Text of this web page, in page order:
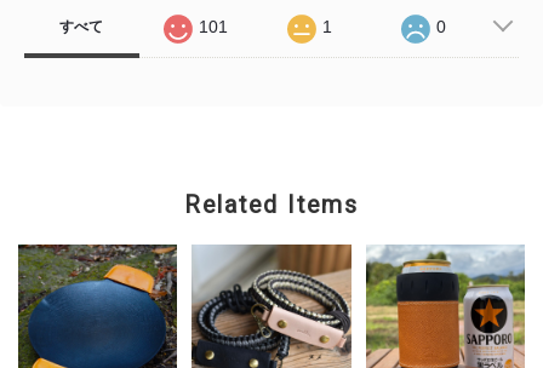
すべて 101 1 0
Related Items